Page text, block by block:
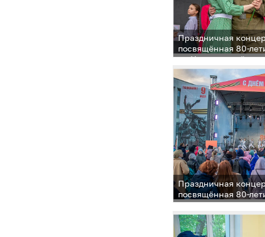
Праздничная
посвящённая 80-
на Центральной
Праздничная
посвящённая 80-
на Центральной